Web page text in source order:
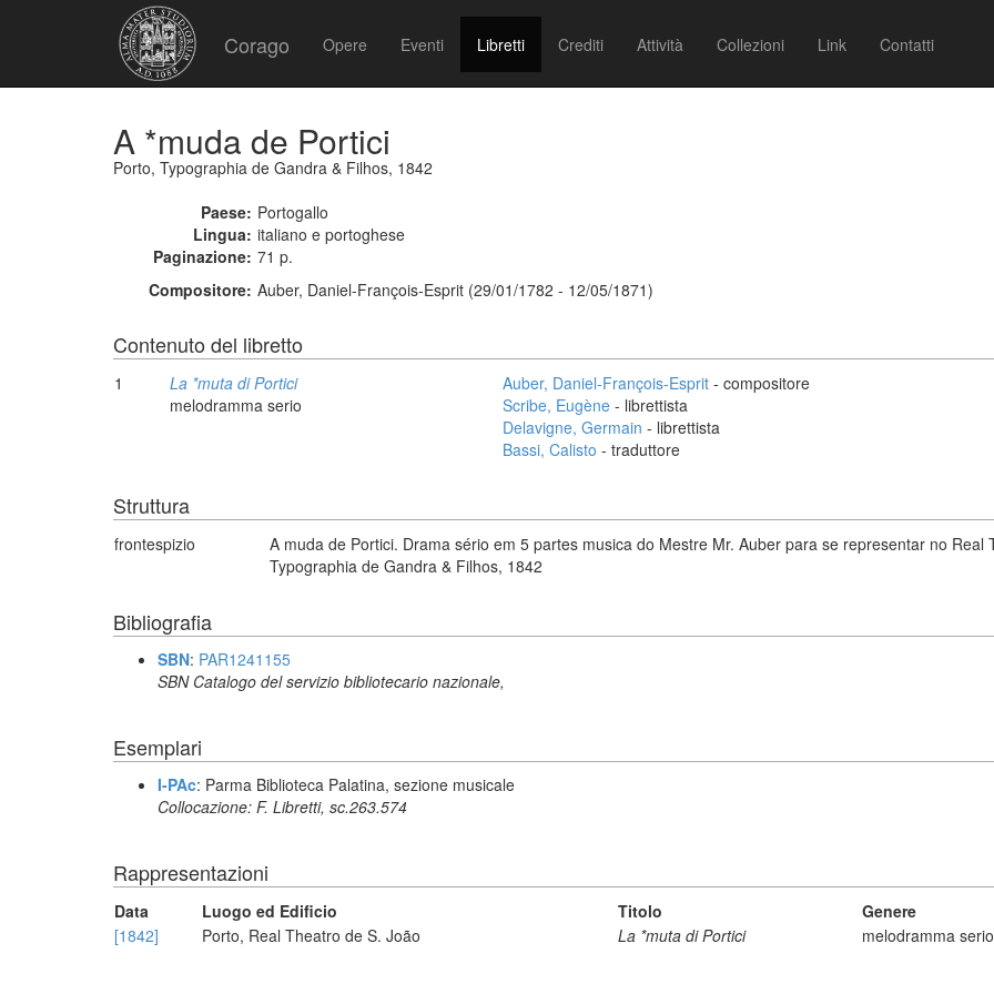
Corago Opere Eventi Libretti Crediti Attività Collezioni Link Contatti
A *muda de Portici
Porto, Typographia de Gandra & Filhos, 1842
Paese: Portogallo
Lingua: italiano e portoghese
Paginazione: 71 p.
Compositore: Auber, Daniel-François-Esprit (29/01/1782 - 12/05/1871)
Contenuto del libretto
1
La *muta di Portici
melodramma serio
Auber, Daniel-François-Esprit - compositore
Scribe, Eugène - librettista
Delavigne, Germain - librettista
Bassi, Calisto - traduttore
Struttura
frontespizio
A muda de Portici. Drama sério em 5 partes musica do Mestre Mr. Auber para se representar no
Typographia de Gandra & Filhos, 1842
Bibliografia
SBN: PAR1241155
SBN Catalogo del servizio bibliotecario nazionale,
Esemplari
I-PAc: Parma Biblioteca Palatina, sezione musicale
Collocazione: F. Libretti, sc.263.574
Rappresentazioni
Data Luogo ed Edificio Titolo Genere
[1842]
Porto, Real Theatro de S. João La *muta di Portici melodramma serio